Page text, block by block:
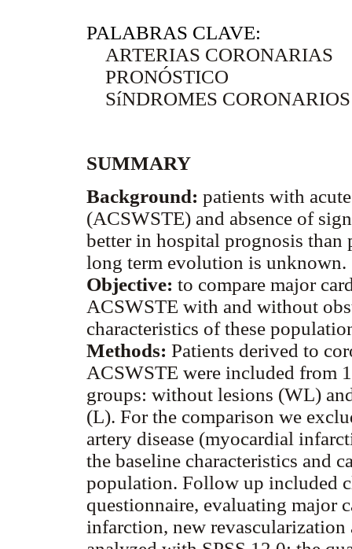
PALABRAS CLAVE:
ARTERIAS CORONARIAS
PRONÓSTICO
SíNDROMES
SUMMARY
Background: patients with
(ACSWSTE) and absence of
better in hospital prognosis
long term evolution is unknown.
Objective: to compare major
ACSWSTE with and without
characteristics of these
Methods: Patients derived to
ACSWSTE were included from
groups: without lesions (WL)
(L). For the comparison we
artery disease (myocardial
the baseline characteristics and
population. Follow up included
questionnaire, evaluating major
infarction, new